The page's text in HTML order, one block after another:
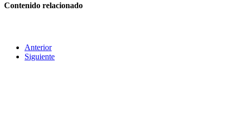
Contenido relacionado
Anterior
Siguiente